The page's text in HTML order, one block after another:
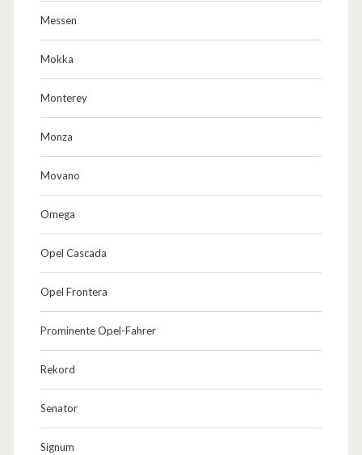
Messen
Mokka
Monterey
Monza
Movano
Omega
Opel Cascada
Opel Frontera
Prominente Opel-Fahrer
Rekord
Senator
Signum